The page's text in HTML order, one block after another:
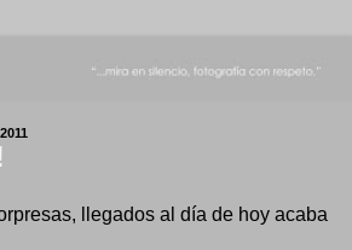
llegados al día de hoy acaba